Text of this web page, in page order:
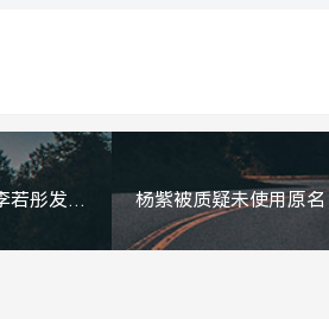
唯美永存！小龙女配音演员不幸离世，李若彤发文悼念致哀，唯美永存！李若彤发文悼念离世的小龙女配音演员